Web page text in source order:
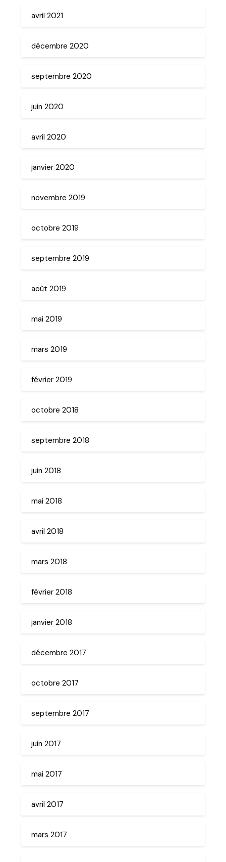
avril 2021
décembre 2020
septembre 2020
juin 2020
avril 2020
janvier 2020
novembre 2019
octobre 2019
septembre 2019
août 2019
mai 2019
mars 2019
février 2019
octobre 2018
septembre 2018
juin 2018
mai 2018
avril 2018
mars 2018
février 2018
janvier 2018
décembre 2017
octobre 2017
septembre 2017
juin 2017
mai 2017
avril 2017
mars 2017